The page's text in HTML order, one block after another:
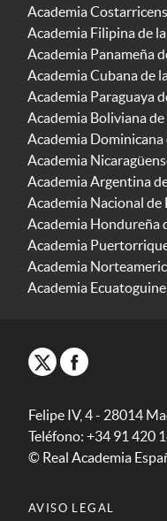
Academia
Academia Filipina de
Academia Panameña
Academia Cubana de
Academia Paraguaya
Academia Boliviana de
Academia Dominicana
Academia
Academia Argentina
Academia Nacional de
Academia Hondureña
Academia
Academia
Academia
Felipe IV, 4 - 28014
Teléfono: +34 91 420
© Real Academia
AVISO LEGAL